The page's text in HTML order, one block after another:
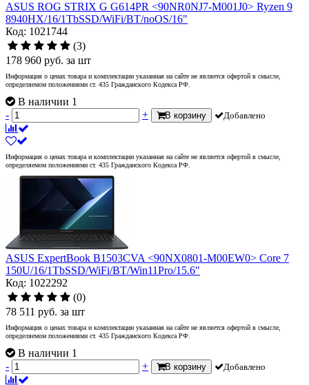
ASUS ROG STRIX G G614PR <90NR0NJ7-M001J0> Ryzen 9
8940HX/16/1TbSSD/WiFi/BT/noOS/16"
Код: 1021744
(3)
178 960 руб. за шт
Информация о ценах товара и комплектации указанная на сайте не является офертой в смысле,
определяемом положениями ст. 435 Гражданского Кодекса РФ.
В наличии 1
-
+ В корзину Добавлено
Информация о ценах товара и комплектации указанная на сайте не является офертой в смысле,
определяемом положениями ст. 435 Гражданского Кодекса РФ.
ASUS ExpertBook B1503CVA <90NX0801-M00EW0> Core 7
150U/16/1TbSSD/WiFi/BT/Win11Pro/15.6"
Код: 1022292
(0)
78 511 руб. за шт
Информация о ценах товара и комплектации указанная на сайте не является офертой в смысле,
определяемом положениями ст. 435 Гражданского Кодекса РФ.
В наличии 1
-
+ В корзину Добавлено